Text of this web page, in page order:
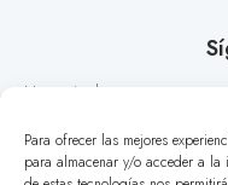
Para ofrecer las mejores
para almacenar y/o acceder a
No te pierdas nuestras